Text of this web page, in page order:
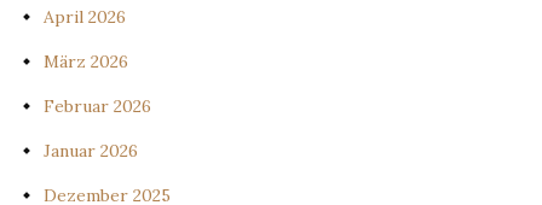
April 2026
März 2026
Februar 2026
Januar 2026
Dezember 2025